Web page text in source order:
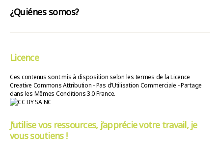
¿Quiénes somos?
Licence
Ces contenus sont mis à disposition selon les termes de la Licence
Creative Commons Attribution - Pas d’Utilisation Commerciale - Partage
dans les Mêmes Conditions 3.0 France.
J’utilise vos ressources, j’apprécie votre travail, je
vous soutiens !